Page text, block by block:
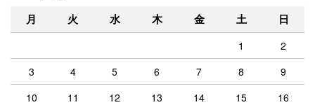
月 火 水 木 金 土 日
1
2
3
4 5 6 7 8
9
10
11 12 13 14 15
16